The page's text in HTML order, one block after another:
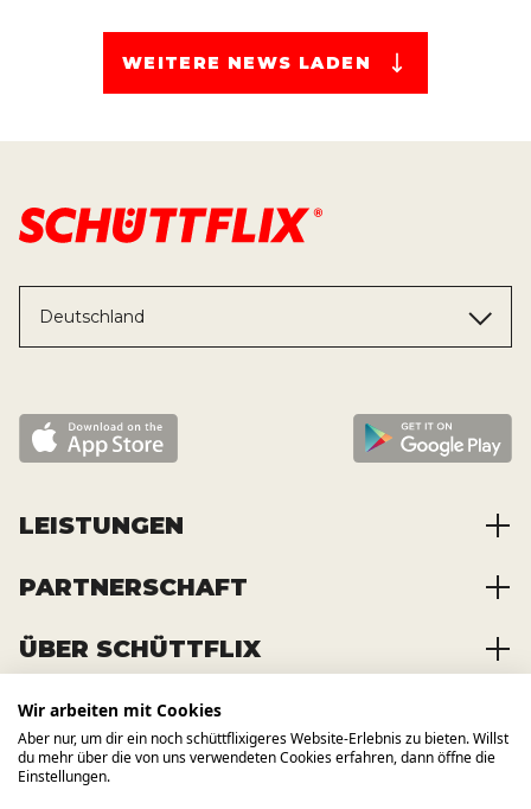
WEITERE NEWS LADEN
Deutschland
LEISTUNGEN
Baustoffe kaufen
Container mieten
Transporte bestellen
PARTNERSCHAFT
Zusammenarbeit
Registrierung
ÜBER SCHÜTTFLIX
Über das Unternehmen
Offene Stellen
News und Presse
WIR BAUEN AUCH AUF ANDERE
KANÄLE
Wir arbeiten mit Cookies
Aber nur, um dir ein noch schüttflixigeres Website-Erlebnis zu bieten. Willst
du mehr über die von uns verwendeten Cookies erfahren, dann öffne die
Einstellungen.